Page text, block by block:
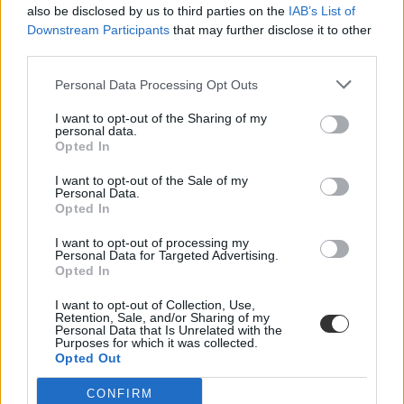
also be disclosed by us to third parties on the IAB’s List of
Downstream Participants that may further disclose it to other
Personal Data Processing Opt Outs
I want to opt-out of the Sharing of my
personal data.
Opted In
I want to opt-out of the Sale of my
Personal Data.
Opted In
I want to opt-out of processing my
Personal Data for Targeted Advertising.
Opted In
I want to opt-out of Collection, Use,
Retention, Sale, and/or Sharing of my
Personal Data that Is Unrelated with the
Purposes for which it was collected.
Opted Out
CONFIRM
elveszett érettségi bizonyítvány
bizonyítvány
érettségi bizonyítvány